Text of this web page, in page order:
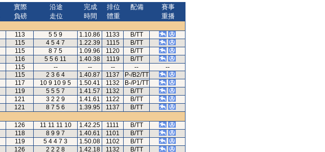
實際
負磅
沿途
走位
完成
時間
排位
體重
配備
賽事
重播
113 5 5 9 1.10.86 1133
B/TT
115 4 5 4 7 1.22.39 1115
B/TT
115 8 7 5 1.09.96 1120
B/TT
116 5 5 6 11 1.40.38 1119
B/TT
115 -- -- -- --
--
115 2 3 6 4 1.40.87 1137
P-/B2/TT
117 10 9 10 9 5 1.50.41 1132
B-/P1/TT
119 5 5 5 7 1.41.57 1132
B/TT
121 3 2 2 9 1.41.61 1122
B/TT
121 8 7 5 6 1.39.95 1137
B/TT
126 11 11 11 10 1.42.25 1111
B/TT
118 8 9 9 7 1.40.61 1101
B/TT
119 5 4 4 7 3 1.50.08 1102
B/TT
126 2 2 2 8 1.42.18 1132
B/TT